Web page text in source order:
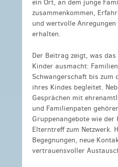
ein Ort, an dem junge
zusammenkommen,
und wertvolle
erhalten.
Der Beitrag zeigt, was das
Kinder ausmacht:
Schwangerschaft bis zum
ihres Kindes begleitet.
Gesprächen mit
und Familienpaten
Gruppenangebote wie
Elterntreff zum Netzwerk.
Begegnungen, neue
vertrauensvoller